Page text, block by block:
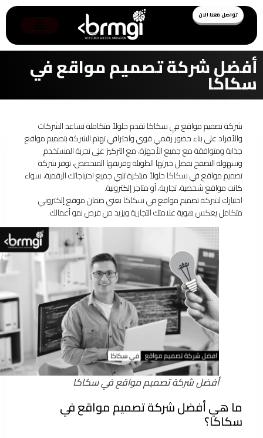
تواصل معنا الان
أفضل شركة تصميم مواقع في
سكاكا
شركة تصميم مواقع في سكاكا تقدم حلولاً متكاملة تساعد الشركات
والأفراد على بناء حضور رقمي قوي واحترافي تهتم الشركة بتصميم مواقع
جذابة ومتوافقة مع جميع الأجهزة، مع التركيز على تجربة المستخدم
وسهولة التصفح بفضل خبرتها الطويلة وفريقها المتخصص، توفر شركة
تصميم مواقع في سكاكا حلولاً مبتكرة تلبي جميع احتياجاتك الرقمية، سواء
كانت مواقع شخصية، تجارية، أو متاجر إلكترونية.
اختيارك لشركة تصميم مواقع في سكاكا يعني ضمان موقع إلكتروني
متكامل يعكس هوية علامتك التجارية ويزيد من فرص نمو أعمالك.
أفضل شركة تصميم مواقع في سكاكا
ما هي أفضل شركة تصميم مواقع في
سكاكا؟